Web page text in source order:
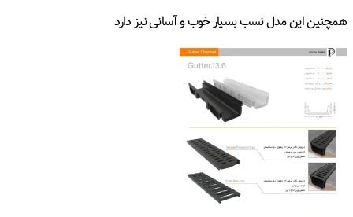
همچنین این مدل نسب بسیار خوب و آسانی نیز دارد